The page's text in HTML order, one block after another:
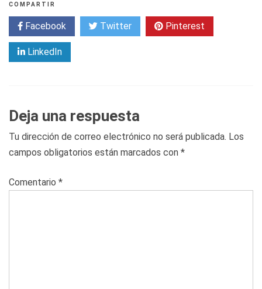
COMPARTIR
Facebook Twitter Pinterest
LinkedIn
Deja una respuesta
Tu dirección de correo electrónico no será publicada. Los
campos obligatorios están marcados con *
Comentario *